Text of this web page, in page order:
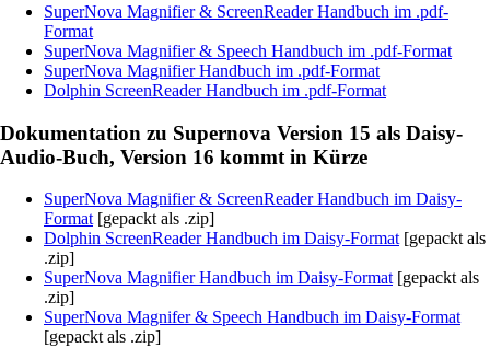
SuperNova Magnifier & ScreenReader Handbuch im .pdf-
Format
SuperNova Magnifier & Speech Handbuch im .pdf-Format
SuperNova Magnifier Handbuch im .pdf-Format
Dolphin ScreenReader Handbuch im .pdf-Format
Dokumentation zu Supernova Version 15 als Daisy-
Audio-Buch, Version 16 kommt in Kürze
SuperNova Magnifier & ScreenReader Handbuch im Daisy-
Format [gepackt als .zip]
Dolphin ScreenReader Handbuch im Daisy-Format [gepackt als
.zip]
SuperNova Magnifier Handbuch im Daisy-Format [gepackt als
.zip]
SuperNova Magnifer & Speech Handbuch im Daisy-Format
[gepackt als .zip]